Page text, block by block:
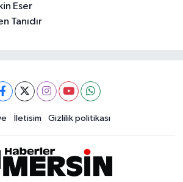
Eser
Tanıdır
İletisim Gizlilik politikası